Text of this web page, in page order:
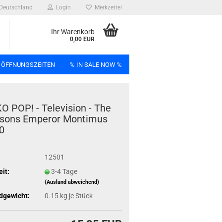
Deutschland Login Merkzettel
Ihr Warenkorb
0,00 EUR
% IN SALE NOW %
POP! - Te­le­vi­si­on - The
Em­peror Mon­ti­mus
12501
3-4 Tage
(Ausland abweichend)
0.15kg je Stück